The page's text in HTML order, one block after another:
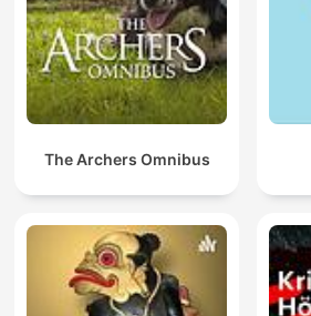
The Archers Omnibus